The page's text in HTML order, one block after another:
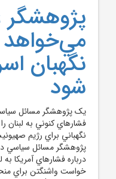
پژوهشگر
مي‌خواهد
نگهبان
شود
يک پژوهشگر مسائل
فشارهاي کنوني به لبنان
نگهباني براي رژيم
پژوهشگر مسائل سياسي
درباره فشارهاي آمريکا
خواست واشنگتن براي